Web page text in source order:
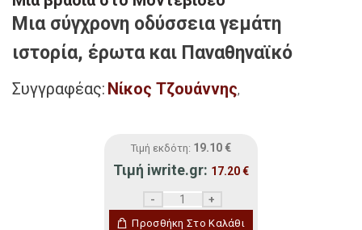
Μια σύγχρονη οδύσσεια γεμάτη
ιστορία, έρωτα και Παναθηναϊκό
Συγγραφέας: Νίκος Τζουάννης,
Τιμή εκδότη: 19.10 €
Τιμή iwrite.gr: 17.20€
Προσθήκη Στο Καλάθι